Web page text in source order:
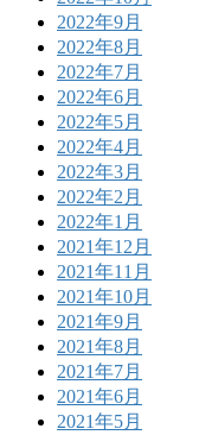
2022年9月
2022年8月
2022年7月
2022年6月
2022年5月
2022年4月
2022年3月
2022年2月
2022年1月
2021年12月
2021年11月
2021年10月
2021年9月
2021年8月
2021年7月
2021年6月
2021年5月